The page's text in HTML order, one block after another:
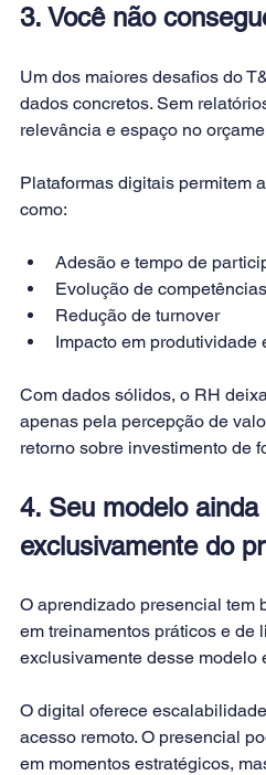
3. Você não
Um dos maiores desafios do
dados concretos. Sem
relevância e espaço no
Plataformas digitais permitem
como:
Adesão e tempo de
Evolução de
Redução de turnover
Impacto em produtividade
Com dados sólidos, o RH
apenas pela percepção de
retorno sobre investimento de
4. Seu modelo
exclusivamente do
O aprendizado presencial tem
em treinamentos práticos e de
exclusivamente desse modelo
O digital oferece
acesso remoto. O presencial
em momentos estratégicos,